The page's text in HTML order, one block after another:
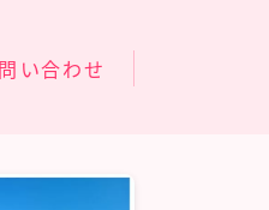
い合わせ